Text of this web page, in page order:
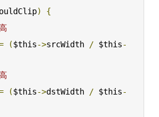
)
{
($this->srcWidth / $this-
($this->dstWidth / $this-